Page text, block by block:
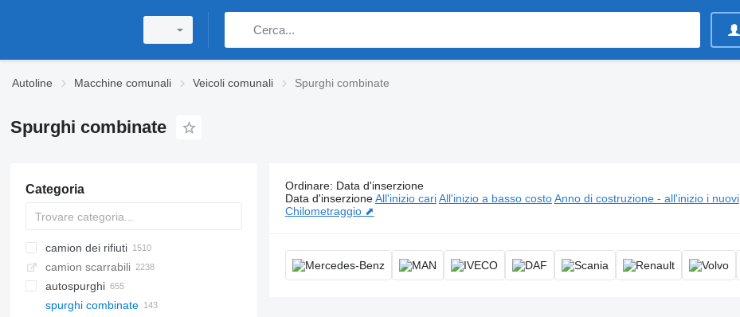
Autoline Macchine comunali Veicoli comunali Spurghi combinate
Spurghi combinate
Categoria
camion dei rifiuti
camion scarrabili
autospurghi
spurghi combinate
143 annunci:Spurghi combinate, autospurgo combinata
Ordinare: Data d'inserzione
Data d'inserzione All'inizio cari All'inizio a basso costo Anno di costruzione - all'inizio i nuovi
Chilometraggio ⬈